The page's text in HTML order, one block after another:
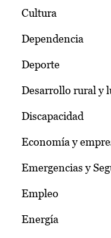
Cultura
Dependencia
Deporte
Desarrollo rural y
Discapacidad
Economía y
Emergencias y
Empleo
Energía